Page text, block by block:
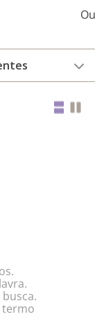
termo